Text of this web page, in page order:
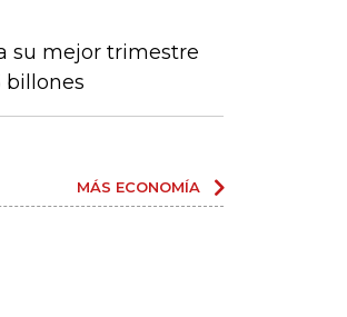
su mejor trimestre
billones
MÁS ECONOMÍA